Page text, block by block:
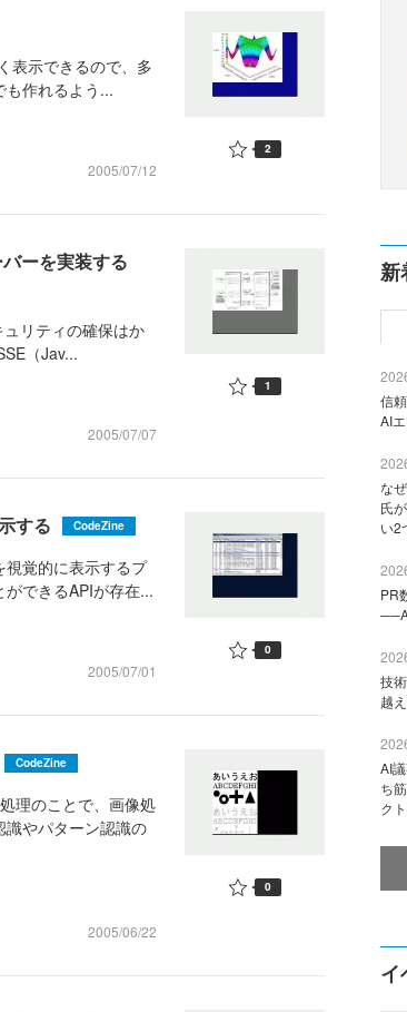
表示できるので、多
も作れるよう...
2005/07/12
2
ーを実装する
リティの確保はか
（Jav...
2005/07/07
1
する CodeZine
覚的に表示するプ
できるAPIが存在...
2005/07/01
0
CodeZine
理のことで、画像処
やパターン認識の
2005/06/22
0
新
信
AI
な
氏
い2
PR
技
越
AI
ち
ク
イ